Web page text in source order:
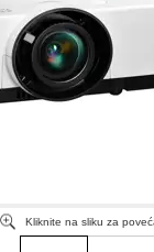
Kliknite na sliku za